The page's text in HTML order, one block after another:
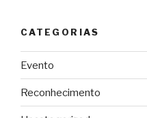
CATEGORIAS
Evento
Reconhecimento